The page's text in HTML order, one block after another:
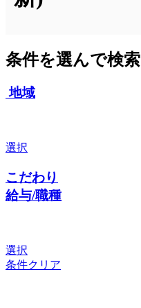
条件を選んで検索
地域
選択
こだわり
給与/職種
選択
条件クリア